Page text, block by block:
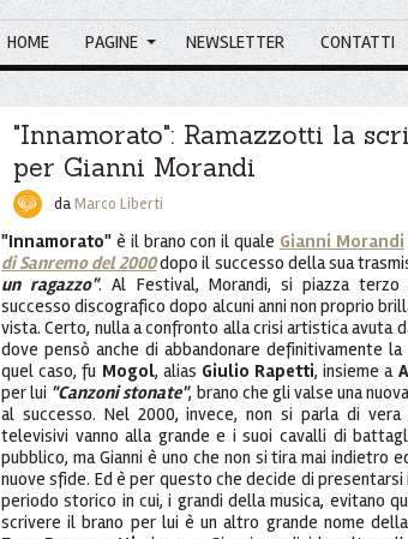
HOME PAGINE NEWSLETTER CONTATTI
"Innamorato": Ramazzotti la
per Gianni Morandi
daMarco Liberti
"Innamorato" è il brano con il quale Gianni Morandi
di Sanremo del 2000dopo il successo della sua
un ragazzo". Al Festival, Morandi, si piazza
successo discografico dopo alcuni anni non proprio
vista. Certo, nulla a confronto alla crisi artistica avuta
dove pensò anche di abbandonare definitivamente
quel caso, fu Mogol, alias Giulio Rapetti, insieme a
per lui "Canzoni stonate", brano che gli valse una
al successo. Nel 2000, invece, non si parla di
televisivi vanno alla grande e i suoi cavalli di
pubblico, ma Gianni è uno che non si tira mai indietro
nuove sfide. Ed è per questo che decide di presentarsi
periodo storico in cui, i grandi della musica, evitano
scrivere il brano per lui è un altro grande nome